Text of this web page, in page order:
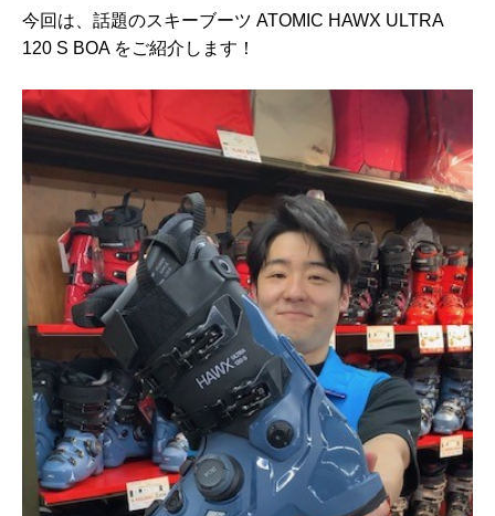
今回は、話題のスキーブーツ ATOMIC HAWX ULTRA
120 S BOA をご紹介します！